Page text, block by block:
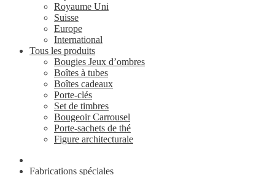
Royaume Uni
Suisse
Europe
International
Tous les produits
Bougies Jeux d’ombres
Boîtes à tubes
Boîtes cadeaux
Porte-clés
Set de timbres
Bougeoir Carrousel
Porte-sachets de thé
Figure architecturale
Fabrications spéciales